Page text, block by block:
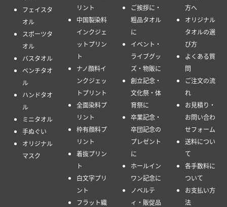
フェイスタ
オル
スポーツタ
オル
バスタオル
ベンチタオ
ル
ハンドタオ
ル
ミニタオル
手ぬぐい
オリジナル
マスク
リント
中国製染料
インクジェ
ットプリン
ト
ナノ顔料イ
ンクジェッ
トプリント
全面染料プ
リント
枠有顔料プ
リント
着抜プリン
ト
白文字プリ
ント
フラット織
ご挨拶に・
粗品タオル
に
イベント・
ライブグッ
ズ・物販に
創立記念・
文化祭・体
育祭に
卒業記念・
卒団記念の
プレゼント
に
ホールイン
ワン記念に
ノベルテ
ィ・販促品
方へ
オリジナル
タオルの選
び方
よくある質
問
ご注文の流
れ
お見積り・
お問い合わ
せフォーム
送料につい
て
各手数料に
ついて
お支払い方
法